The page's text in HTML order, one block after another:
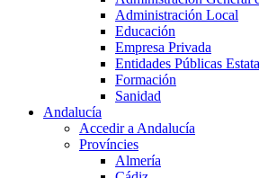
Administración Local
Educación
Empresa Privada
Entidades Públicas
Formación
Sanidad
Andalucía
Accedir a Andalucía
Províncies
Almería